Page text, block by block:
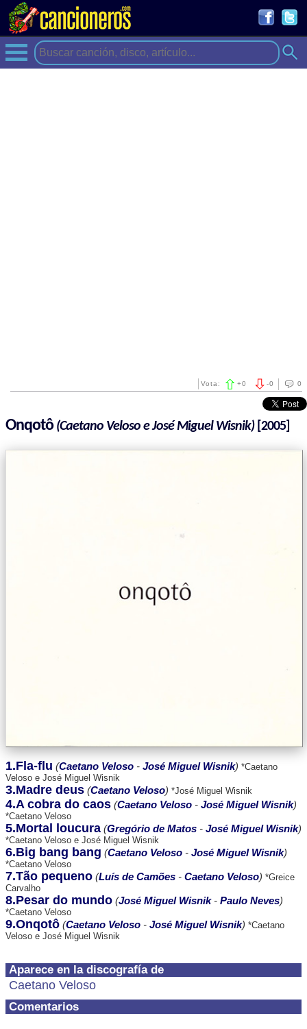
0
-0
Vota: +0
Onqotô(Caetano Veloso e José Miguel Wisnik)[2005]
Aparece en la discografía de
Caetano Veloso
Comentarios
1.Fla-flu (Caetano Veloso - José Miguel Wisnik) *Caetano
Veloso e José Miguel Wisnik
3.Madre deus (Caetano Veloso) *José Miguel Wisnik
4.A cobra do caos (Caetano Veloso - José Miguel Wisnik)
*Caetano Veloso
5.Mortal loucura (Gregório de Matos - José Miguel Wisnik)
*Caetano Veloso e José Miguel Wisnik
6.Big bang bang (Caetano Veloso - José Miguel Wisnik)
*Caetano Veloso
7.Tão pequeno (Luís de Camões - Caetano Veloso) *Greice
Carvalho
8.Pesar do mundo (José Miguel Wisnik- Paulo Neves)
*Caetano Veloso
9.Onqotô (Caetano Veloso - José Miguel Wisnik) *Caetano
Veloso e José Miguel Wisnik